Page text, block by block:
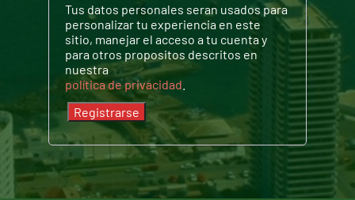
Tus datos personales seran usados para
personalizar tu experiencia en este
sitio, manejar el acceso a tu cuenta y
para otros propositos descritos en
nuestra
política de privacidad
Registrarse